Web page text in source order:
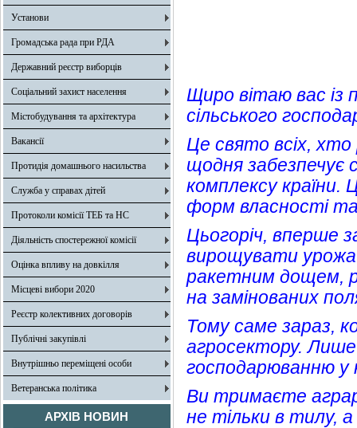
Установи
Громадська рада при РДА
Державний реєстр виборців
Соціальний захист населення
Містобудування та архітектура
Вакансії
Протидія домашнього насильства
Служба у справах дітей
Протоколи комісії ТЕБ та НС
Діяльність спостережної комісії
Оцінка впливу на довкілля
Місцеві вибори 2020
Реєстр колективних договорів
Публічні закупівлі
Внутрішньо переміщені особи
Ветеранська політика
АРХІВ НОВИН
Щиро вітаю вас із
сільського
Це свято всіх, хто
щодня забезпечує
комплексу країни.
форм власності
Цьогоріч, вперше
вирощувати
ракетним дощем,
на замінованих
Тому саме зараз,
агросектору. Лише
господарюванню у
Ви тримаєте
не тільки в тилу,